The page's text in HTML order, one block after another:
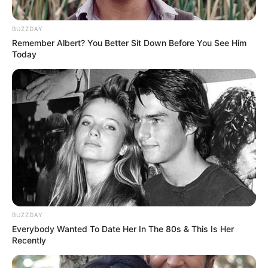
Lip, JinSoul, Yves (2021)
My Sunday
The Carol
I’ll Be There– bersama HyunJin (2016)
Features
Rosy– Olivia Hye & Go Won (2018)
Album
HeeJin(2016)
OST (Original Soundtrack)
Masquerade(2022) – OST Tracer
Model Video Musik
BUZZDAY
Remember Albert? You Better Sit Down Before You See Him
Today
BUZZDAY
Everybody Wanted To Date Her In The 80s & This Is Her
Recently